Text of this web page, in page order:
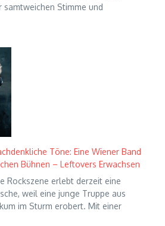
Stimme und
Töne: Eine Wiener Band
Bühnen – Leftovers Erwachsen
Rockszene erlebt derzeit eine
weil eine junge Truppe aus
im Sturm erobert. Mit einer